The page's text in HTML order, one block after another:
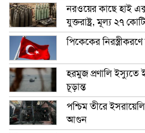
নরওয়ের কাছে হাই
যুক্তরাষ্ট্র, মূল্য ২৭
পিকেকের
হরমুজ প্রণালি ইস্যুতে
চূড়ান্ত
পশ্চিম তীরে
আগুন